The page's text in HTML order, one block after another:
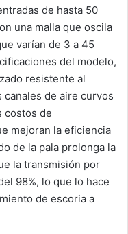
de hasta 50
una malla que oscila
varían de 3 a 45
del modelo,
resistente al
de aire curvos
costos de
mejoran la eficiencia
de la pala prolonga la
la transmisión por
98%, lo que lo hace
de escoria a